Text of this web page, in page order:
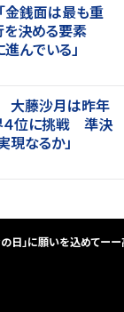
金銭面は最も重
決める要素
んでいる」
大藤沙月は昨年
４位に挑戦 準決
なるか」
の日」に願いを込めてー